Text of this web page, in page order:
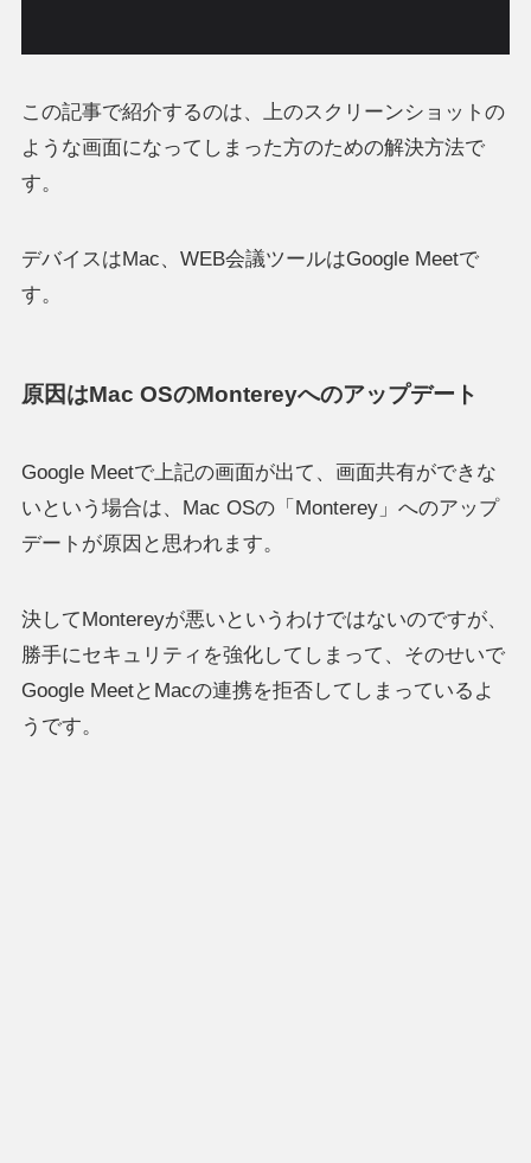
この記事で紹介するのは、上のスクリーンショットの
ような画面になってしまった方のための解決方法で
す。
デバイスはMac、WEB会議ツールはGoogle Meetで
す。
原因はMac OSのMontereyへのアップデート
Google Meetで上記の画面が出て、画面共有ができな
いという場合は、Mac OSの「Monterey」へのアップ
デートが原因と思われます。
決してMontereyが悪いというわけではないのですが、
勝手にセキュリティを強化してしまって、そのせいで
Google MeetとMacの連携を拒否してしまっているよ
うです。